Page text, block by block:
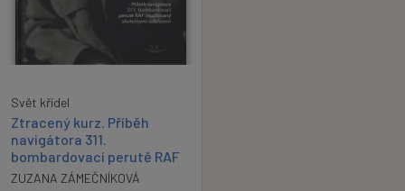
Svět křídel
Ztracený kurz. Příběh
navigátora 311.
bombardovací perutě RAF
ZUZANA ZÁMEČNÍKOVÁ